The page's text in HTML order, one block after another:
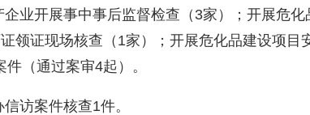
业开展事中事后监督检查（3家）；开展危
领证现场核查（1家）；开展危化品建设项目
（通过案审4起）。
访案件核查1件。